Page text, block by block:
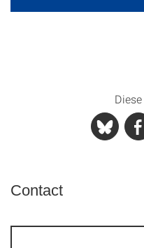
Contact